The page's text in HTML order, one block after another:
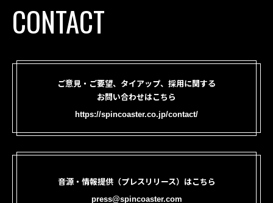
CONTACT
ご意見・ご要望、タイアップ、採用に関する
お問い合わせはこちら
https://spincoaster.co.jp/contact/
音源・情報提供（プレスリリース）はこちら
press@spincoaster.com